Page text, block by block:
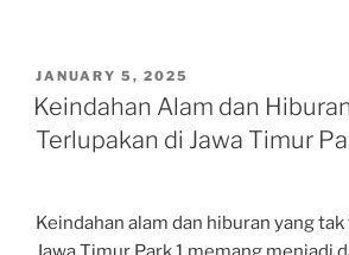
POSTED
ON
JANUARY 5, 2025
Keindahan Alam dan
Terlupakan di Jawa Timur
Keindahan alam dan hiburan yang